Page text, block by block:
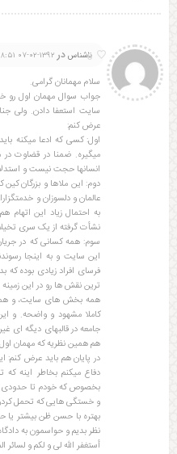
6
ناشناس در ۱۳۹۲-۰۲-۰۷ ۱۸:۵۱
سلام مهمانان گرامی.
جواب سوال مهمان اول رو
سایت استعفا دادن. ولی
عرض کنم:
اول: کسی که ادعا میکنه
میگیره. ضمنا در قضاوت در
انسانها حجت نیست و
دوم: این ملاها و بزرگان
عالمان و دلسوزان و
به احتمال زیاد این اتهام
نشأت گرفته از یک سری
سوم: همه کسانی که در
این سایت و به اینجا
فرسای افراد زیادی بوده
ترین نقش ها رو در این
همه بخش های سایت، و
کاملا مشهود و واضحه. و
جامعه در قالبهای دیگه ای
هم همین نظریه که مهمان
در پایان هم باید عرض کنم:
دفاع میکنم بخاطر اینه
بخصوص که خودم تا حدودی
و خستگی هایی که تحمل
بهتره با حسن ظن بیشتر یا
نظر بدیم و حواسمون به
أستغفر الله لی و لکم و لسائر